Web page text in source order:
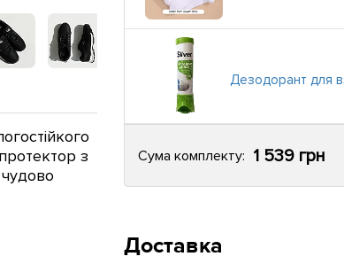
Дезодорант для
Сума комплекту: 1 539 грн
Доставка
з